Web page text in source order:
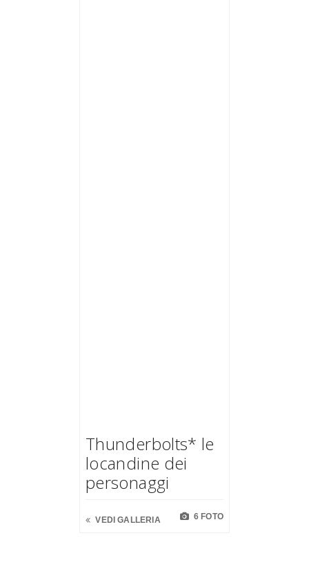
Thunderbolts* le
locandine dei
personaggi
VEDI GALLERIA 6 FOTO